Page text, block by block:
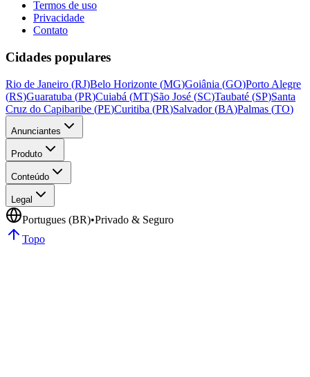
Termos de uso
Privacidade
Contato
Cidades populares
Rio de Janeiro (RJ)Belo Horizonte (MG)Goiânia (GO)Porto Alegre
(RS)Guaratuba (PR)Cuiabá (MT)São José (SC)Taubaté (SP)Santa
Cruz do Capibaribe (PE)Curitiba (PR)Salvador(BA)Palmas (TO)
Anunciantes
Produto
Conteúdo
Legal
Portugues (BR)•Privado & Seguro
Topo